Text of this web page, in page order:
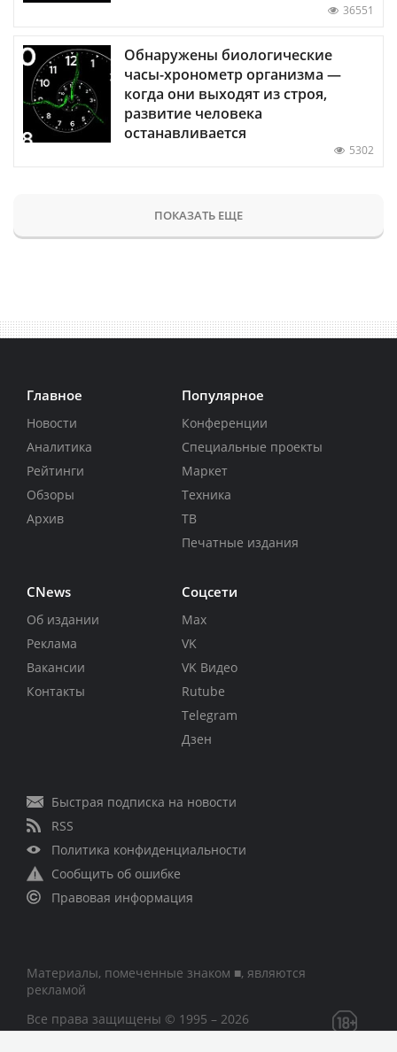
36551
Обнаружены биологические
часы-хронометр организма —
когда они выходят из строя,
развитие человека
останавливается
5302
ПОКАЗАТЬ ЕЩЕ
Главное
Новости
Аналитика
Рейтинги
Обзоры
Архив
Популярное
Конференции
Специальные проекты
Маркет
Техника
ТВ
Печатные издания
CNews
Об издании
Реклама
Вакансии
Контакты
Соцсети
Max
VK
VK Видео
Rutube
Telegram
Дзен
Быстрая подписка на новости
RSS
Политика конфиденциальности
Сообщить об ошибке
Правовая информация
Материалы, помеченные знаком ■, являются
рекламой
Все права защищены © 1995 – 2026